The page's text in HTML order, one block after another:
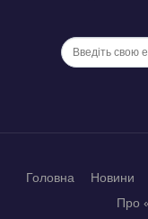
Головна Новини
Про